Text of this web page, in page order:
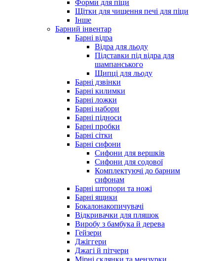
Форми для піци
Щітки для чищення печі для піци
Інше
Барний інвентар
Барні відра
Відра для льоду
Підставки під відра для
шампанського
Щипці для льоду
Барні дзвінки
Барні килимки
Барні ложки
Барні набори
Барні підноси
Барні пробки
Барні сітки
Барні сифони
Сифони для вершків
Сифони для содової
Комплектуючі до барним
сифонам
Барні штопори та ножі
Барні ящики
Бокалонакопичувачі
Відкривачки для пляшок
Виробу з бамбука й дерева
Гейзери
Джіггери
Джагі й пітчери